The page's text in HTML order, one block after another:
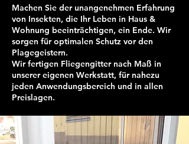
Machen Sie der unangenehmen Erfahrung
von Insekten, die Ihr Leben in Haus &
Wohnung beeinträchtigen, ein Ende. Wir
sorgen für optimalen Schutz vor den
Plagegeistern.
Wir fertigen Fliegengitter nach Maß in
unserer eigenen Werkstatt, für nahezu
jeden Anwendungsbereich und in allen
Preislagen.